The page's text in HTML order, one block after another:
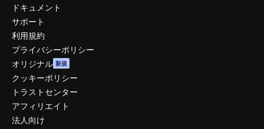
ドキュメント
サポート
利用規約
プライバシーポリシー
オリジナル 新規
クッキーポリシー
トラストセンター
アフィリエイト
法人向け